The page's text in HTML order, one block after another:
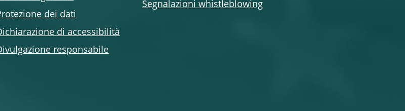
dei dati
di accessibilità
responsabile
Segnalazioni whistleblowing